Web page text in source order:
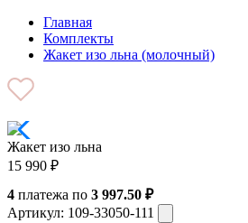
Главная
Комплекты
Жакет изо льна (молочный)
Жакет изо льна
15 990 ₽
4 платежа по 3 997.50 ₽
Артикул: 109-33050-111